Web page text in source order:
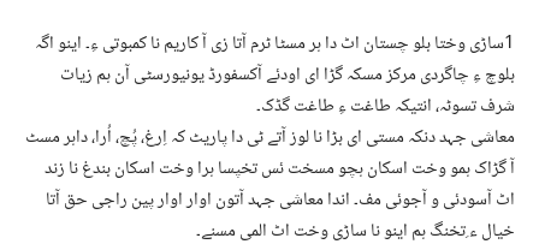
1ساڑی وختا بلو چستان اٹ دا ہر مسٹا ٹرم آتا زی آ کاریم نا کمبوتی ءِ۔ اینو اگہ
بلوچ ءِ چاگردی مرکز مسکہ گڑا ای اودئے آکسفورڈ یونیورسٹی آن ہم زیات
شرف تسوٹہ، انتیکہ طاغت ءِ طاغت گڈک۔
معاشی جہد دنکہ مستی ای بڑا نا لوز آتے ٹی دا پاریٹ کہ اِرغ، پُچ، اُرا، داہر مسٹ
آ گڑاک ہمو وخت اسکان ہچو مسخت ئس تخپسا ہرا وخت اسکان بندغ نا زند
اٹ آسودئی و آجوئی مف۔ اندا معاشی جہد آتون اوار اوار پین راجی حق آتا
خیال ء ِتخنگ ہم اینو نا ساڑی وخت اٹ المی مسنے۔